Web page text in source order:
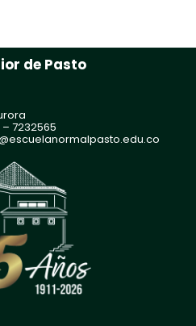
de Pasto
7232565